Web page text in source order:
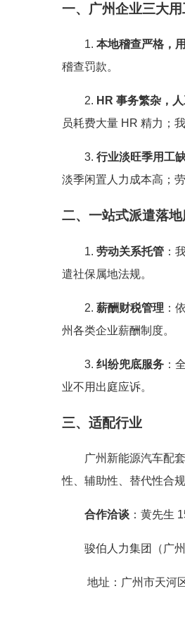
一、广州企业三大
1. 本地稽查严格，
稽查罚款。
2. HR 事务繁杂，
员耗费大量 HR 精力；
3. 行业淡旺季用工
淡季闲置人力成本高；
二、一站式派遣落
1. 劳动关系托管 ：
遣社保属地法规。
2. 薪酬财税管理 ：
州各类企业薪酬制度。
3. 纠纷兜底服务 ：
业不用出庭应诉。
三、适配行业
广州新能源汽车配
性、辅助性、替代性合
合作洽谈 ：黄先生
骏伯人力集团（广
地址：广州市天河